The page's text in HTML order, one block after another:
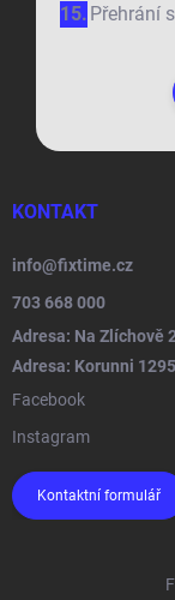
Přehrání
KONTAKT
info@fixtime.cz
703 668 000
Adresa: Na Zlíchově
Adresa: Korunni
Facebook
Instagram
Kontaktní formulář